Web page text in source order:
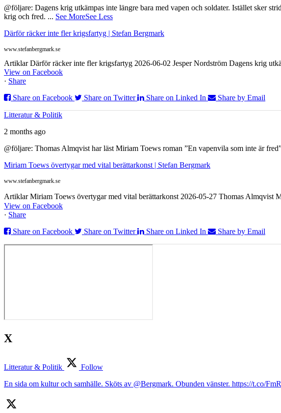
@följare: Dagens krig utkämpas inte längre bara med vapen och soldater. Istället sker
krig och fred. ... See MoreSee Less
Därför räcker inte fler krigsfartyg | Stefan Bergmark
www.stefanbergmark.se
Artiklar Därför räcker inte fler krigsfartyg 2026-06-02 Jesper Nordström Dagens krig
View on Facebook
· Share
Share on Facebook
Share on Twitter Share on Linked In Share by Email
Litteratur & Politik
2 months ago
@följare: Thomas Almqvist har läst Miriam Toews roman ”En vapenvila som inte är
Miriam Toews övertygar med vital berättarkonst | Stefan Bergmark
www.stefanbergmark.se
Artiklar Miriam Toews övertygar med vital berättarkonst 2026-05-27 Thomas
View on Facebook
· Share
Share on Facebook
Share on Twitter Share on Linked In Share by Email
X
Litteratur & Politik
Follow
En sida om kultur och samhälle. Sköts av @Bergmark. Obunden vänster. https://t.co/